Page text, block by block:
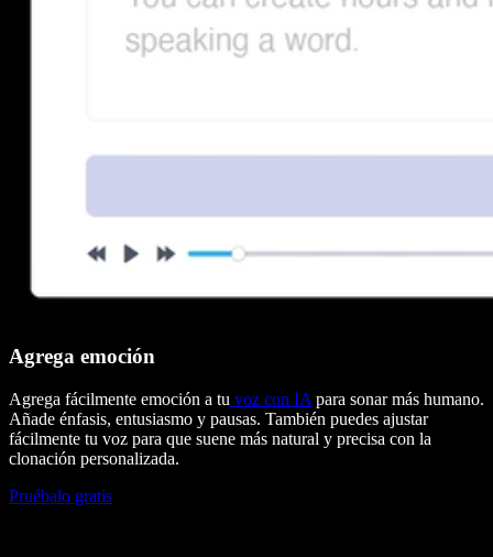
Agrega emoción
Agrega fácilmente emoción a tu voz con IA para sonar más humano.
Añade énfasis, entusiasmo y pausas. También puedes ajustar
fácilmente tu voz para que suene más natural y precisa con la
clonación personalizada.
Pruébalo gratis